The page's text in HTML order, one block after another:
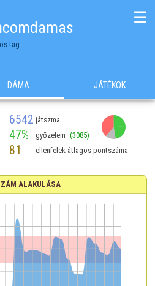
tag
☰
DÁMA JÁTÉKOK
6542 játszma
47% győzelem (3085)
81 ellenfelek átlagos pontszáma
ALAKULÁSA